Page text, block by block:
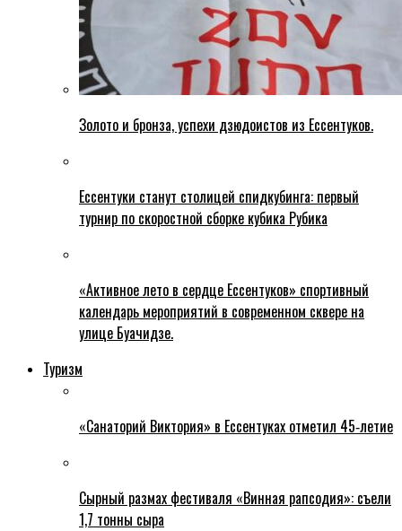
Золото и бронза, успехи дзюдоистов из Ессентуков.
Ессентуки станут столицей спидкубинга: первый
турнир по скоростной сборке кубика Рубика
«Активное лето в сердце Ессентуков» спортивный
календарь мероприятий в современном сквере на
улице Буачидзе.
Туризм
«Санаторий Виктория» в Ессентуках отметил 45‑летие
Сырный размах фестиваля «Винная рапсодия»: съели
1,7 тонны сыра